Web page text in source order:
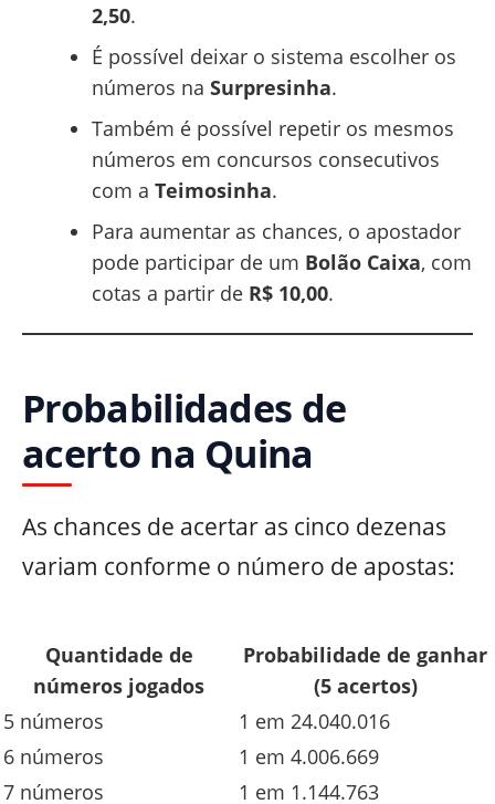
2,50.
É possível deixar o sistema escolher os
números na Surpresinha.
Também é possível repetir os mesmos
números em concursos consecutivos
com a Teimosinha.
Para aumentar as chances, o apostador
pode participar de um Bolão Caixa, com
cotas a partir de R$ 10,00.
Probabilidades de
acerto na Quina
As chances de acertar as cinco dezenas
variam conforme o número de apostas:
Quantidade de
números jogados
Probabilidade de ganhar
(5 acertos)
5 números
1 em 24.040.016
6 números
1 em 4.006.669
7 números
1 em 1.144.763